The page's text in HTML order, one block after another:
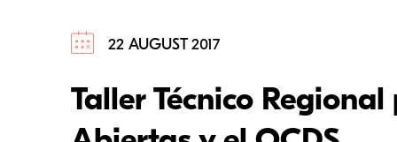
22 AUGUST 2017
Taller Técnico